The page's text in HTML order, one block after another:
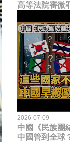
高等法院審微
2026-07-09
中國《民族團
中國管到全球